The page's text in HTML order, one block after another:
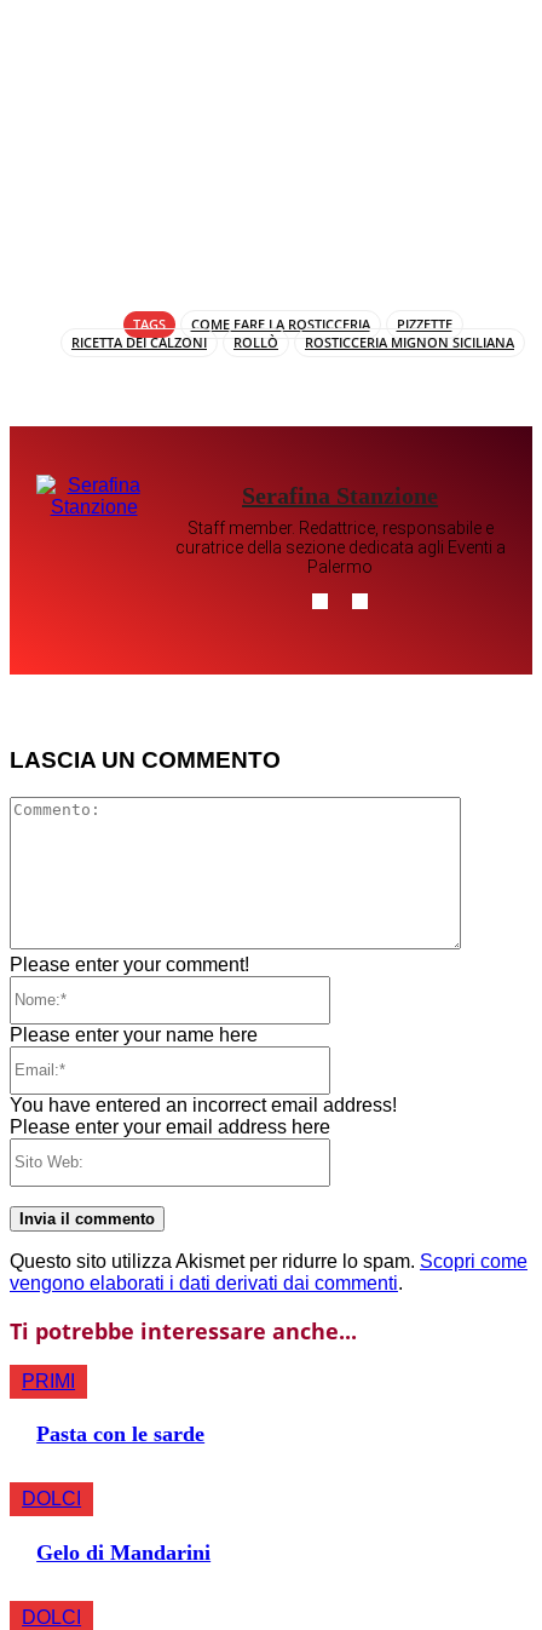
TAGS COME FARE LA ROSTICCERIA
PIZZETTE
RICETTA DEI CALZONI
ROLLÒ ROSTICCERIA MIGNON SICILIANA
Serafina Stanzione
Staff member. Redattrice, responsabile e
curatrice della sezione dedicata agli Eventi a
Palermo
LASCIA UN COMMENTO
Please enter your comment!
Please enter your name here
You have entered an incorrect email address!
Please enter your email address here
Questo sito utilizza Akismet per ridurre lo spam. Scopri come
vengono elaborati i dati derivati dai commenti.
Ti potrebbe interessare anche...
PRIMI
Pasta con le sarde
DOLCI
Gelo di Mandarini
DOLCI